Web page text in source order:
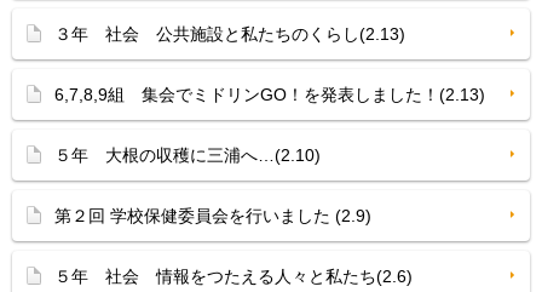
３年 社会 公共施設と私たちのくらし(2.13)
6,7,8,9組 集会でミドリンGO！を発表しました！(2.13)
５年 大根の収穫に三浦へ…(2.10)
第２回 学校保健委員会を行いました (2.9)
５年 社会 情報をつたえる人々と私たち(2.6)